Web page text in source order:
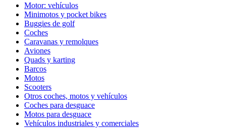
Motor: vehículos
Minimotos y pocket bikes
Buggies de golf
Coches
Caravanas y remolques
Aviones
Quads y karting
Barcos
Motos
Scooters
Otros coches, motos y vehículos
Coches para desguace
Motos para desguace
Vehículos industriales y comerciales